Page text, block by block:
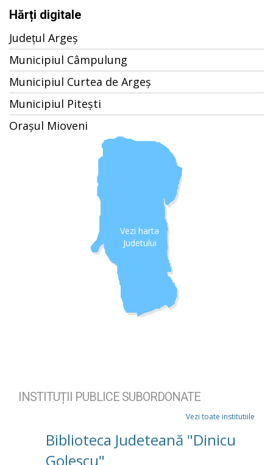
Hărți digitale
Județul Argeș
Municipiul Câmpulung
Municipiul Curtea de Argeș
Municipiul Pitești
Orașul Mioveni
Vezi harta
Judetului
INSTITUȚII PUBLICE SUBORDONATE
Vezi toate institutiile
Biblioteca Judeteană "Dinicu
Golescu"